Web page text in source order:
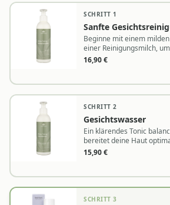
SCHRITT 1
Sanfte
Beginne mit einem
einer Reinigungsmilch,
auf die
16,90€
SCHRITT 2
Gesichtswasser
Ein klärendes Tonic
bereitet deine Haut
15,90€
SCHRITT 3